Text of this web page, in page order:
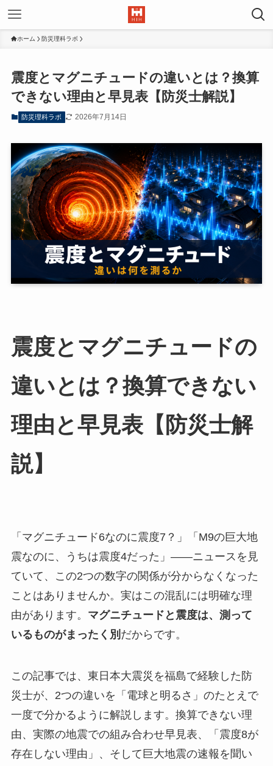
ホーム 防災理科ラボ
震度とマグニチュードの違いとは？換算
できない理由と早見表【防災士解説】
防災理科ラボ 2026年7月14日
震度とマグニチュードの
違いとは？換算できない
理由と早見表【防災士解
説】
「マグニチュード6なのに震度7？」「M9の巨大地
震なのに、うちは震度4だった」——ニュースを見
ていて、この2つの数字の関係が分からなくなった
ことはありませんか。実はこの混乱には明確な理
由があります。 マグニチュードと震度は、測って
いるものがまったく別 だからです。
この記事では、東日本大震災を福島で経験した防
災士が、2つの違いを「電球と明るさ」のたとえで
一度で分かるように解説します。換算できない理
由、実際の地震での組み合わせ早見表、「震度8が
存在しない理由」、そして巨大地震の速報を聞い